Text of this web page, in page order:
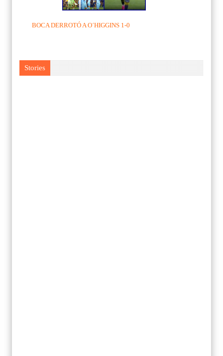
BOCA DERROTÓ A O´HIGGINS 1-0
Stories